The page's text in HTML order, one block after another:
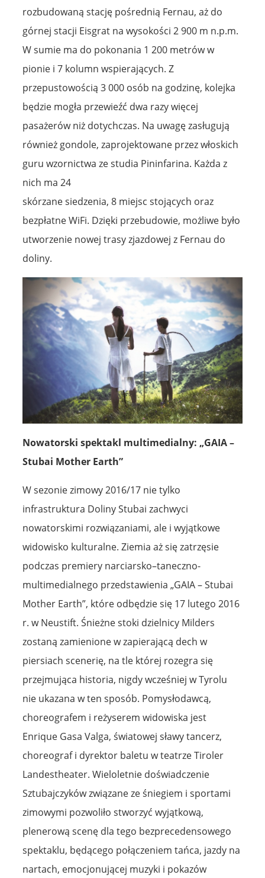
rozbudowaną stację pośrednią Fernau, aż do
górnej stacji Eisgrat na wysokości 2 900 m n.p.m.
W sumie ma do pokonania 1 200 metrów w
pionie i 7 kolumn wspierających. Z
przepustowością 3 000 osób na godzinę, kolejka
będzie mogła przewieźć dwa razy więcej
pasażerów niż dotychczas. Na uwagę zasługują
również gondole, zaprojektowane przez włoskich
guru wzornictwa ze studia Pininfarina. Każda z
nich ma 24
skórzane siedzenia, 8 miejsc stojących oraz
bezpłatne WiFi. Dzięki przebudowie, możliwe było
utworzenie nowej trasy zjazdowej z Fernau do
doliny.
Nowatorski spektakl multimedialny: „GAIA –
Stubai Mother Earth”
W sezonie zimowy 2016/17 nie tylko
infrastruktura Doliny Stubai zachwyci
nowatorskimi rozwiązaniami, ale i wyjątkowe
widowisko kulturalne. Ziemia aż się zatrzęsie
podczas premiery narciarsko–taneczno-
multimedialnego przedstawienia „GAIA – Stubai
Mother Earth”, które odbędzie się 17 lutego 2016
r. w Neustift. Śnieżne stoki dzielnicy Milders
zostaną zamienione w zapierającą dech w
piersiach scenerię, na tle której rozegra się
przejmująca historia, nigdy wcześniej w Tyrolu
nie ukazana w ten sposób. Pomysłodawcą,
choreografem i reżyserem widowiska jest
Enrique Gasa Valga, światowej sławy tancerz,
choreograf i dyrektor baletu w teatrze Tiroler
Landestheater. Wieloletnie doświadczenie
Sztubajczyków związane ze śniegiem i sportami
zimowymi pozwoliło stworzyć wyjątkową,
plenerową scenę dla tego bezprecedensowego
spektaklu, będącego połączeniem tańca, jazdy na
nartach, emocjonującej muzyki i pokazów